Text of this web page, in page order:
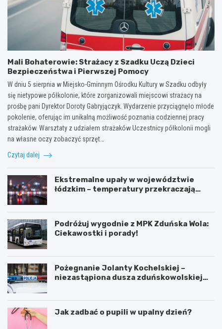
Mali Bohaterowie: Strażacy z Szadku Uczą Dzieci
Bezpieczeństwa i Pierwszej Pomocy
W dniu 5 sierpnia w Miejsko-Gminnym Ośrodku Kultury w Szadku odbyły
się nietypowe półkolonie, które zorganizowali miejscowi strażacy na
prośbę pani Dyrektor Doroty Gabryjączyk. Wydarzenie przyciągnęło młode
pokolenie, oferując im unikalną możliwość poznania codziennej pracy
strażaków. Warsztaty z udziałem strażaków Uczestnicy półkolonii mogli
na własne oczy zobaczyć sprzęt…
Czytaj dalej
Ekstremalne upały w województwie
łódzkim – temperatury przekraczają
Podróżuj wygodnie z MPK Zduńska Wola:
Ciekawostki i porady!
Pożegnanie Jolanty Kochelskiej –
niezastąpiona dusza zduńskowolskiej
Jak zadbać o pupili w upalny dzień?